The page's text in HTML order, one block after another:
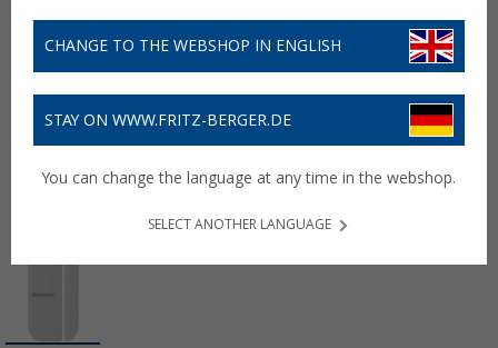
CHANGE TO THE WEBSHOP IN ENGLISH
STAY ON WWW.FRITZ-BERGER.DE
You can change the language at any time in the webshop.
SELECT ANOTHER LANGUAGE